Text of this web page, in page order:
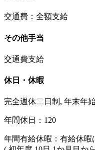
交通費：全額支給
その他手当
交通費支給
休日・休暇
完全週休二日制, 年末年
年間休日：120
年間有給休暇：有給休